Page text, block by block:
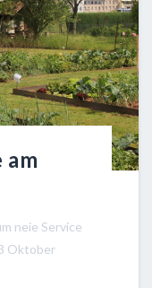
am
neie Service
Oktober